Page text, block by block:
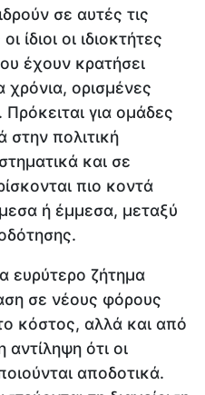
σε αυτές τις
ίδιοι οι ιδιοκτήτες
έχουν κρατήσει
χρόνια, ορισμένες
Πρόκειται για ομάδες
πολιτική
και σε
πιο κοντά
ή έμμεσα, μεταξύ
ευρύτερο ζήτημα
σε νέους φόρους
κόστος, αλλά και από
αντίληψη ότι οι
αποδοτικά.